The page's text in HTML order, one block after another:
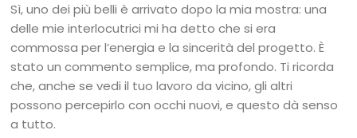
Sì, uno dei più belli è arrivato dopo la mia mostra: una
delle mie interlocutrici mi ha detto che si era
commossa per l’energia e la sincerità del progetto. È
stato un commento semplice, ma profondo. Ti ricorda
che, anche se vedi il tuo lavoro da vicino, gli altri
possono percepirlo con occhi nuovi, e questo dà senso
a tutto.